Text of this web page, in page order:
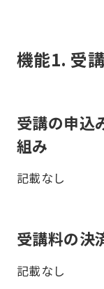
機能1. 受
受講の申込
組み
記載なし
受講料の決
記載なし